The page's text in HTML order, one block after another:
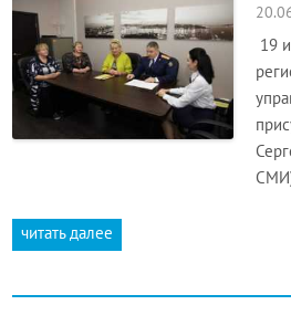
19
читать далее